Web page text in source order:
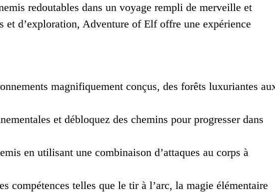
redoutables dans un voyage rempli de merveille et
d’exploration, Adventure of Elf offre une expérience
magnifiquement conçus, des forêts luxuriantes
et débloquez des chemins pour progresser dans
en utilisant une combinaison d’attaques au corps à
compétences telles que le tir à l’arc, la magie élémentaire